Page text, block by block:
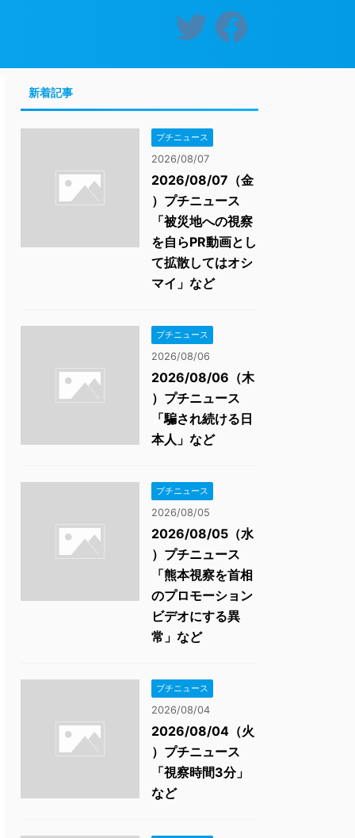
新着記事
プチニュース
2026/08/07
2026/08/07（金
）プチニュース
「被災地への視察
を自らPR動画とし
て拡散してはオシ
マイ」など
プチニュース
2026/08/06
2026/08/06（木
）プチニュース
「騙され続ける日
本人」など
プチニュース
2026/08/05
2026/08/05（水
）プチニュース
「熊本視察を首相
のプロモーション
ビデオにする異
常」など
プチニュース
2026/08/04
2026/08/04（火
）プチニュース
「視察時間3分」
など